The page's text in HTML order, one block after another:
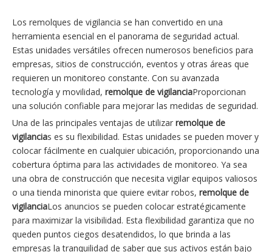
Los remolques de vigilancia se han convertido en una
herramienta esencial en el panorama de seguridad actual.
Estas unidades versátiles ofrecen numerosos beneficios para
empresas, sitios de construcción, eventos y otras áreas que
requieren un monitoreo constante. Con su avanzada
tecnología y movilidad, remolque de vigilanciaProporcionan
una solución confiable para mejorar las medidas de seguridad.
Una de las principales ventajas de utilizar remolque de
vigilancias es su flexibilidad. Estas unidades se pueden mover y
colocar fácilmente en cualquier ubicación, proporcionando una
cobertura óptima para las actividades de monitoreo. Ya sea
una obra de construcción que necesita vigilar equipos valiosos
o una tienda minorista que quiere evitar robos, remolque de
vigilanciaLos anuncios se pueden colocar estratégicamente
para maximizar la visibilidad. Esta flexibilidad garantiza que no
queden puntos ciegos desatendidos, lo que brinda a las
empresas la tranquilidad de saber que sus activos están bajo